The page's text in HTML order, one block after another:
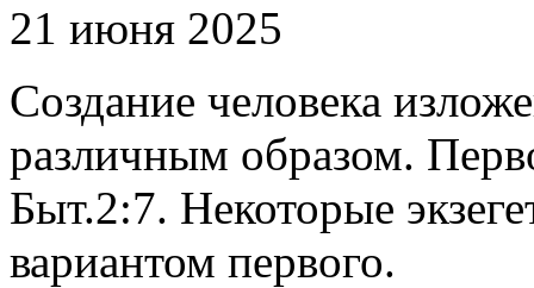
21 июня 2025
Создание человека
различным образом.
Быт.2:7. Некоторые
вариантом первого.